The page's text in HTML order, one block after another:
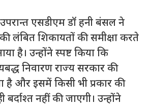
एसडीएम डॉ हनी बंसल ने
लंबित शिकायतों की समीक्षा करते
है। उन्होंने स्पष्ट किया कि
निवारण राज्य सरकार की
है और इसमें किसी भी प्रकार की
बर्दाश्त नहीं की जाएगी। उन्होंने